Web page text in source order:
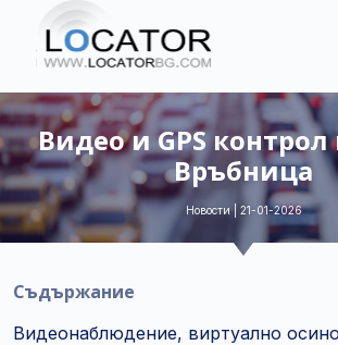
Видео и GPS
Връбница
Новости | 21-01-2026
Съдържание
Видеонаблюдение, виртуално